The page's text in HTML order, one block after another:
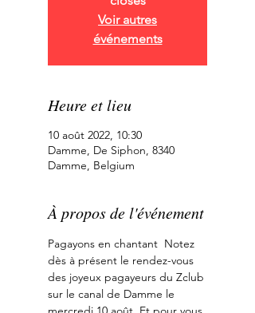
Voir autres
événements
Heure et lieu
10 août 2022, 10:30
Damme, De Siphon, 8340
Damme, Belgium
À propos de l'événement
Pagayons en chantant  Notez
dès à présent le rendez-vous
des joyeux pagayeurs du Zclub
sur le canal de Damme le